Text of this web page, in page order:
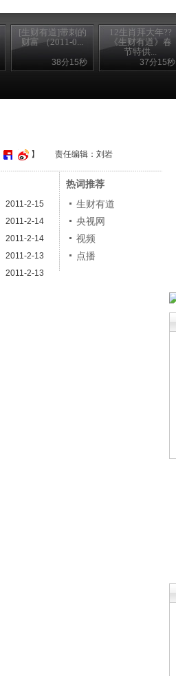
[生财有道]带刺的
财富 （2011-0...
38分15秒
12生肖拜大年??
《生财有道》春
节特供...
37分15秒
】 责任编辑：刘岩
2011-2-15
2011-2-14
2011-2-14
2011-2-13
2011-2-13
热词推荐
生财有道
央视网
视频
点播